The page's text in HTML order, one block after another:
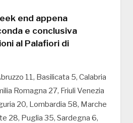
end appena
e conclusiva
al Palafiori di
11, Basilicata 5, Calabria
Romagna 27, Friuli Venezia
20, Lombardia 58, Marche
28, Puglia 35, Sardegna 6,